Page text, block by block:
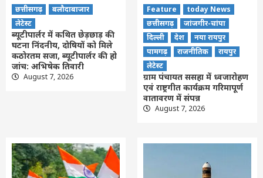
छत्तीसगढ़
बलौदाबाजार
लेटेस्ट
ब्यूटीपार्लर में कथित छेड़छाड़ की
घटना निंदनीय, दोषियों को मिले
कठोरतम सजा, ब्यूटीपार्लर की हो
जांच: अभिषेक तिवारी
August 7, 2026
Feature
today News
छत्तीसगढ़
जांजगीर-चांपा
दिल्ली
देश
नया रायपुर
पामगढ़
राजनीतिक
रायपुर
लेटेस्ट
ग्राम पंचायत ससहा में ध्वजारोहण
एवं राष्ट्रगीत कार्यक्रम गरिमापूर्ण
वातावरण में संपन्न
August 7, 2026